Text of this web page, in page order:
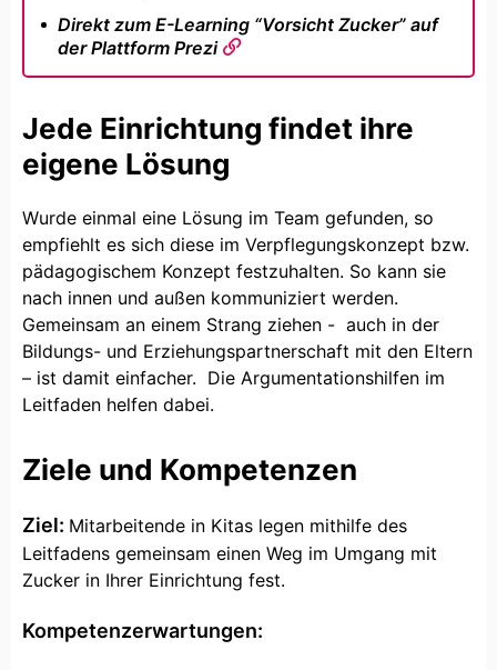
Direkt zum E-Learning “Vorsicht Zucker” auf
der Plattform Prezi
Jede Einrichtung findet ihre
eigene Lösung
Wurde einmal eine Lösung im Team gefunden, so
empfiehlt es sich diese im Verpflegungskonzept bzw.
pädagogischem Konzept festzuhalten. So kann sie
nach innen und außen kommuniziert werden.
Gemeinsam an einem Strang ziehen - auch in der
Bildungs- und Erziehungspartnerschaft mit den Eltern
– ist damit einfacher. Die Argumentationshilfen im
Leitfaden helfen dabei.
Ziele und Kompetenzen
Ziel: Mitarbeitende in Kitas legen mithilfe des
Leitfadens gemeinsam einen Weg im Umgang mit
Zucker in Ihrer Einrichtung fest.
Kompetenzerwartungen: